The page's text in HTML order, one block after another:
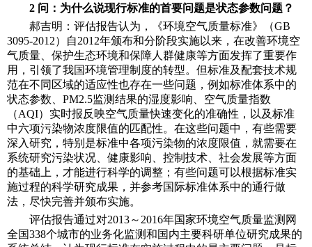
2 问：为什么说现行标准的首要问题是状态参数问题？
郝吉明：评估报告认为，《环境空气质量标准》（GB
3095-2012）自2012年颁布和分阶段实施以来，在改善环境空
气质量、保护生态环境和保障人群健康等方面发挥了重要作
用，引领了我国环境管理制度的转型。但标准及配套技术规
范在不同区域的适应性也存在一些问题，例如标准体系中的
状态参数、PM2.5监测结果的湿度影响、空气质量指数
（AQI）实时报反映空气质量快速变化的准确性，以及标准
中六项污染物浓度限值的匹配性。在这些问题中，有些需要
深入研究，特别是标准中各项污染物的浓度限值，就需要在
系统研究污染状况、健康影响、控制技术、社会发展等方面
的基础上，才能进行科学的调整；有些问题可以根据标准实
施过程的科学研究成果，并参考国际标准体系中的通行做
法，尽快完善并颁布实施。
评估报告通过对2013～2016年国家环境空气质量监测网
全国338个城市的业务化监测和国内主要科研单位研究成果的